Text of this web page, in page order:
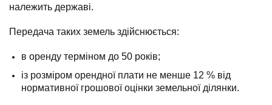
належить державі.
Передача таких земель здійснюється:
в оренду терміном до 50 років;
із розміром орендної плати не менше 12 % від
нормативної грошової оцінки земельної ділянки.